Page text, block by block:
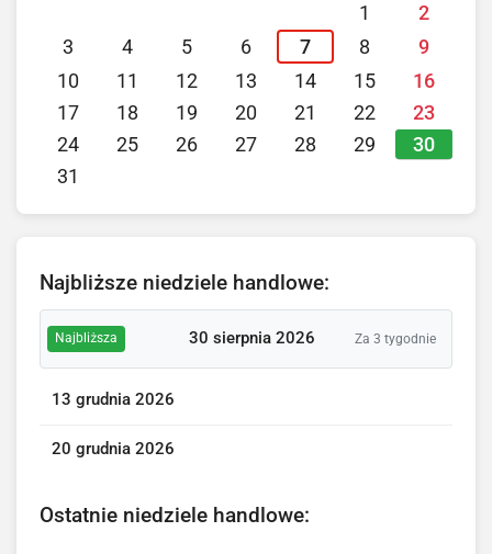
1
2
3
4 5 6 7 8
9
10
11 12 13 14 15
16
17
18 19 20 21 22
23
24
25 26 27 28 29 30
31
Najbliższe niedziele handlowe:
Najbliższa 30 sierpnia 2026 Za 3 tygodnie
13 grudnia 2026
20 grudnia 2026
Ostatnie niedziele handlowe: